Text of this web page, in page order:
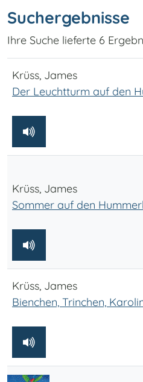
Suchergebnisse
Ihre Suche lieferte 6
Krüss, James
Der Leuchtturm auf den
Krüss, James
Sommer auf den
Krüss, James
Bienchen, Trinchen,